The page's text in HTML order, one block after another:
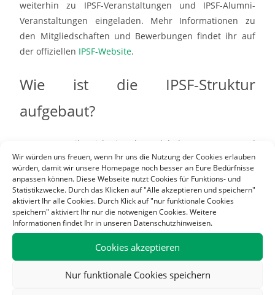
Wir würden uns freuen, wenn Ihr uns die Nutzung der Cookies erlauben
würden, damit wir unsere Homepage noch besser an Eure Bedürfnisse
anpassen können. Diese Webseite nutzt Cookies für Funktions- und
Statistikzwecke. Durch das Klicken auf "Alle akzeptieren und speichern"
aktiviert Ihr alle Cookies. Durch Klick auf "nur funktionale Cookies
speichern" aktiviert Ihr nur die notwenigen Cookies. Weitere
Informationen findet Ihr in unseren Datenschutzhinweisen.
Cookies akzeptieren
Nur funktionale Cookies speichern
weiterhin zu IPSF-Veranstaltungen und IPSF-Alumni-
Veranstaltungen eingeladen. Mehr Informationen zu
den Mitgliedschaften und Bewerbungen findet ihr auf
der offiziellen IPSF-Website.
Wie ist die IPSF-Struktur
aufgebaut?
IPSF unterteilt sich in den globalen IPSF-Vorstand
(Executive Committee), bestehend aus 17 gewählten
Mitgliedern, und die fünf regionalen IPSF-Vorstände
(Regional Working Groups) der fünf IPSF-Regionen
(Regional Offices). Der BPhD ist Teil der europäischen
IPSF-Region (IPSF European Regional Office), die durch
den europäischen regionalen IPSF-Vorstand (IPSF
European Regional Working Group), bestehend aus